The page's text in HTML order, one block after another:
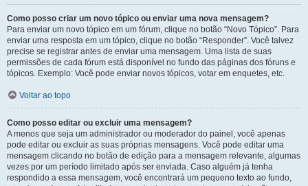
Como posso criar um novo tópico ou enviar uma nova mensagem?
Para enviar um novo tópico em um fórum, clique no botão “Novo Tópico”. Para
enviar uma resposta em um tópico, clique no botão “Responder”. Você talvez
precise se registrar antes de enviar uma mensagem. Uma lista de suas
permissões de cada fórum está disponível no fundo das páginas dos fóruns e
tópicos. Exemplo: Você pode enviar novos tópicos, votar em enquetes, etc.
Voltar ao topo
Como posso editar ou excluir uma mensagem?
A menos que seja um administrador ou moderador do painel, você apenas
pode editar ou excluir as suas próprias mensagens. Você pode editar uma
mensagem clicando no botão de edição para a mensagem relevante, algumas
vezes por um período limitado após ser enviada. Caso alguém já tenha
respondido a essa mensagem, você encontrará um pequeno texto ao fundo,